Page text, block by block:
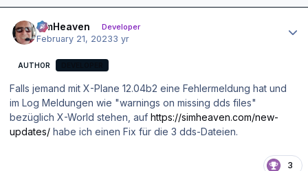
simHeaven Developer
February 21, 20233 yr
AUTHOR
Falls jemand mit X-Plane 12.04b2 eine Fehlermeldung hat und
im Log Meldungen wie "warnings on missing dds files"
bezüglich X-World stehen, auf https://simheaven.com/new-
updates/ habe ich einen Fix für die 3 dds-Dateien.
3